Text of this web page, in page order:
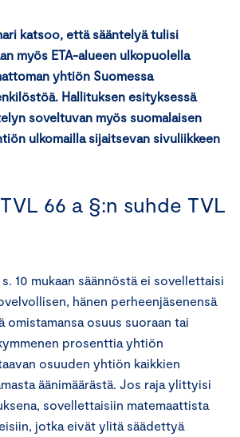
katsoo, että sääntelyä tulisi
myös ETA-alueen ulkopuolella
yhtiön Suomessa
Hallituksen esityksessä
soveltuvan myös suomalaisen
ulkomailla sijaitsevan sivuliikkeen
66 a §:n suhde TVL
10 mukaan säännöstä ei sovellettaisi
hänen perheenjäsenensä
omistamansa osuus suoraan tai
prosenttia yhtiön
osuuden yhtiön kaikkien
äänimäärästä. Jos raja ylittyisi
sovellettaisiin matemaattista
jotka eivät ylitä säädettyä